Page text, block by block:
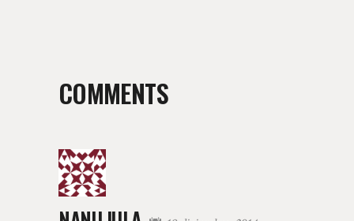
COMMENTS